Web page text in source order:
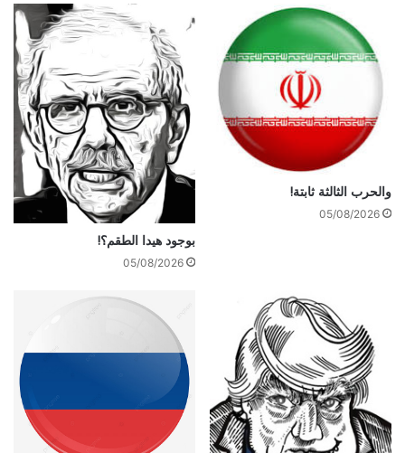
والحرب الثالثة ثابتة!
05/08/2026
بوجود هيدا الطقم؟!
05/08/2026